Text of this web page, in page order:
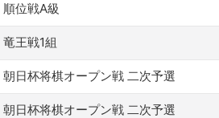
順位戦A級
竜王戦1組
朝日杯将棋オープン戦 二次予選
朝日杯将棋オープン戦 二次予選